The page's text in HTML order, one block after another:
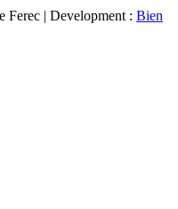
Ferec | Development : Bien